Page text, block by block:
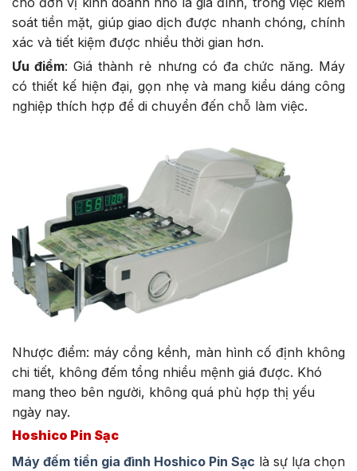
soát tiền mặt, giúp giao dịch được nhanh chóng, chính
xác và tiết kiệm được nhiều thời gian hơn.
Ưu điểm: Giá thành rẻ nhưng có đa chức năng. Máy
có thiết kế hiện đại, gọn nhẹ và mang kiểu dáng công
nghiệp thích hợp để di chuyển đến chỗ làm việc.
Nhược điểm: máy cồng kềnh, màn hình cố định không
chi tiết, không đếm tổng nhiều mệnh giá được. Khó
mang theo bên người, không quá phù hợp thị yếu
ngày nay.
Hoshico Pin Sạc
Máy đếm tiền gia đình Hoshico Pin Sạc là sự lựa chọn